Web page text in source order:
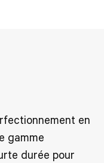
en
gamme
durée pour